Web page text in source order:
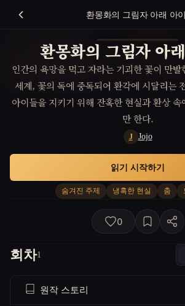
환몽화의 그림자 아래 아
환몽화의 그림자 아
인간의 욕망을 먹고 자라는 기괴한 꽃이 만
세계, 꽃의 독에 중독되어 환각에 시달리는
아이들을 지키기 위해 잔혹한 현실과 환상
만 한다.
J Jojo
숨겨진 주제 냉혹한 현실 춤
읽기 시작하기
0
회차1
원작 스토리